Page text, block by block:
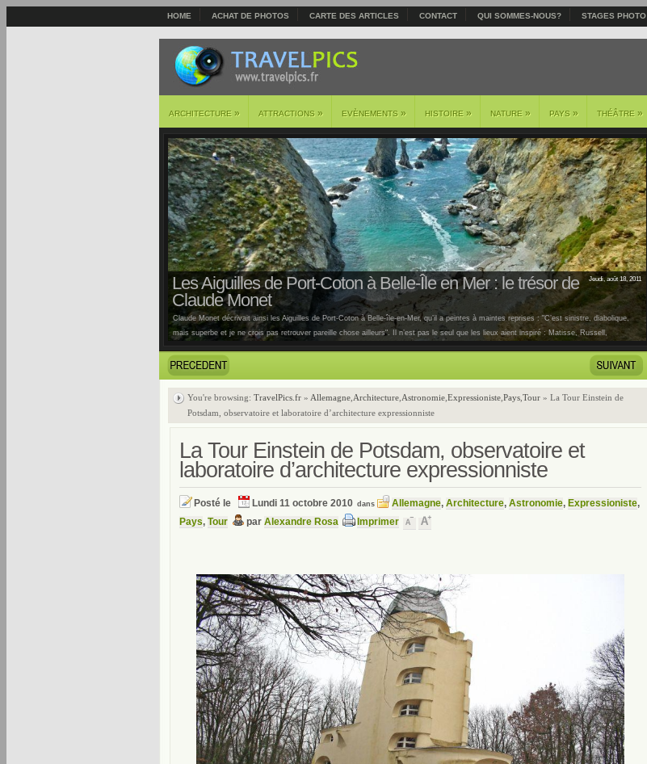
HOME ACHAT DE PHOTOS CARTE DES ARTICLES CONTACT QUI SOMMES-NOUS? STAGES PHOTO
ARCHITECTURE » ATTRACTIONS » EVÈNEMENTS » HISTOIRE » NATURE » PAYS » THÉÂTRE »
Jeudi, août 18, 2011
Les Aiguilles de Port-Coton à Belle-Île en Mer : le trésor de
Claude Monet
Claude Monet décrivait ainsi les Aiguilles de Port-Coton à Belle-île-en-Mer, qu’il a peintes à maintes reprises : "C’est sinistre, diabolique,
mais superbe et je ne crois pas retrouver pareille chose ailleurs". Il n’est pas le seul que les lieux aient inspiré : Matisse, Russell,
You're browsing: TravelPics.fr » Allemagne Architecture Astronomie Expressioniste Pays Tour » La Tour Einstein de
Potsdam, observatoire et laboratoire d’architecture expressionniste
La Tour Einstein de Potsdam, observatoire et
laboratoire d’architecture expressionniste
Posté le Lundi 11 octobre 2010 dans Allemagne, Architecture, Astronomie, Expressioniste,
Pays, Tour par Alexandre Rosa Imprimer